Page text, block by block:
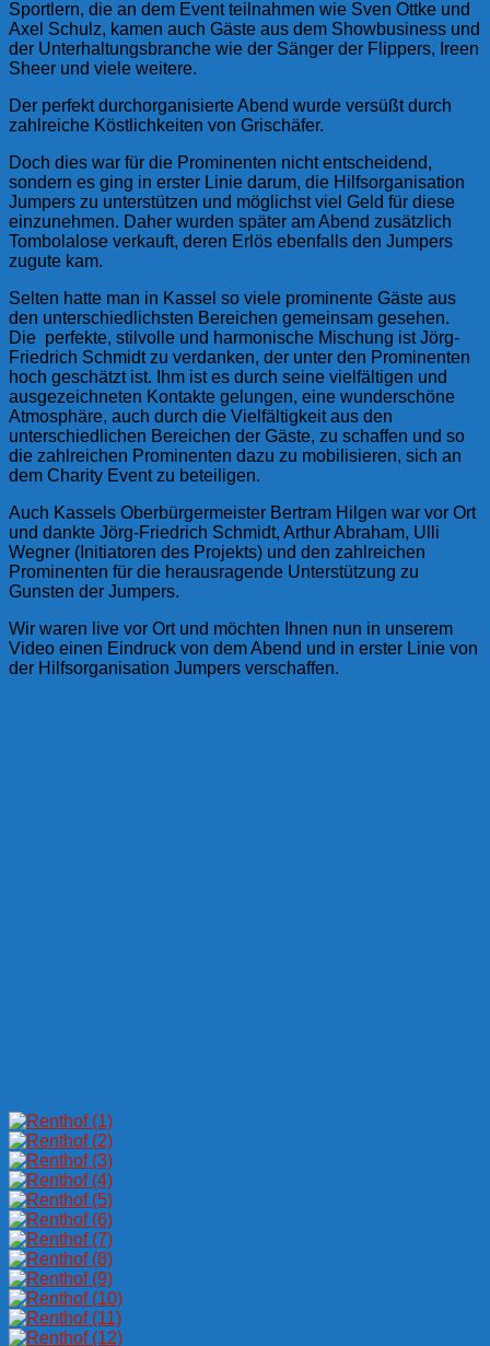
Sportlern, die an dem Event teilnahmen wie Sven Ottke und
Axel Schulz, kamen auch Gäste aus dem Showbusiness und
der Unterhaltungsbranche wie der Sänger der Flippers, Ireen
Sheer und viele weitere.
Der perfekt durchorganisierte Abend wurde versüßt durch
zahlreiche Köstlichkeiten von Grischäfer.
Doch dies war für die Prominenten nicht entscheidend,
sondern es ging in erster Linie darum, die Hilfsorganisation
Jumpers zu unterstützen und möglichst viel Geld für diese
einzunehmen. Daher wurden später am Abend zusätzlich
Tombolalose verkauft, deren Erlös ebenfalls den Jumpers
zugute kam.
Selten hatte man in Kassel so viele prominente Gäste aus
den unterschiedlichsten Bereichen gemeinsam gesehen.
Die perfekte, stilvolle und harmonische Mischung ist Jörg-
Friedrich Schmidt zu verdanken, der unter den Prominenten
hoch geschätzt ist. Ihm ist es durch seine vielfältigen und
ausgezeichneten Kontakte gelungen, eine wunderschöne
Atmosphäre, auch durch die Vielfältigkeit aus den
unterschiedlichen Bereichen der Gäste, zu schaffen und so
die zahlreichen Prominenten dazu zu mobilisieren, sich an
dem Charity Event zu beteiligen.
Auch Kassels Oberbürgermeister Bertram Hilgen war vor Ort
und dankte Jörg-Friedrich Schmidt, Arthur Abraham, Ulli
Wegner (Initiatoren des Projekts) und den zahlreichen
Prominenten für die herausragende Unterstützung zu
Gunsten der Jumpers.
Wir waren live vor Ort und möchten Ihnen nun in unserem
Video einen Eindruck von dem Abend und in erster Linie von
der Hilfsorganisation Jumpers verschaffen.